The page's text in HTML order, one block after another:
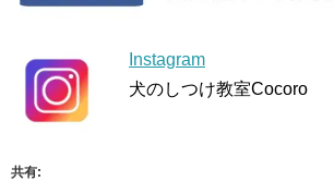
Instagram
犬のしつけ教室Cocoro
共有: